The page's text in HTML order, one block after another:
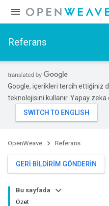
Referans
Google, içerikleri tercih ettiğiniz
teknolojisini kullanır. Yapay
OpenWeave Referans
GERI BILDIRIM GÖNDERIN
Bu sayfada
Özet